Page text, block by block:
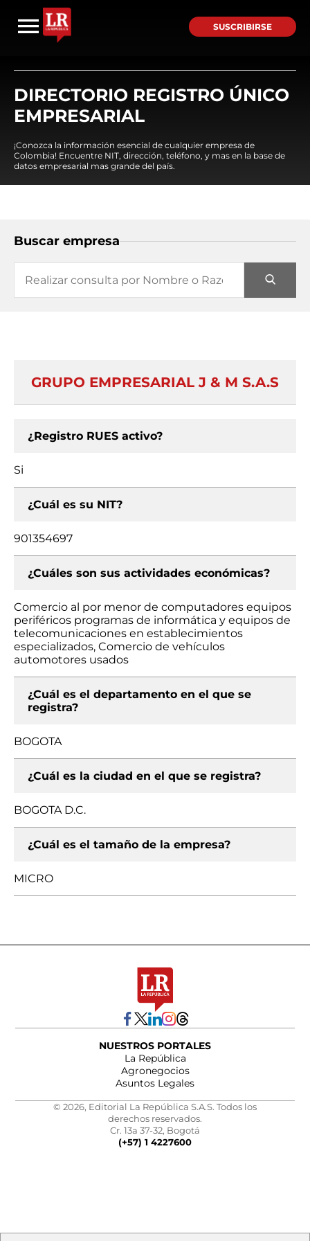
SUSCRIBIRSE
DIRECTORIO REGISTRO ÚNICO
EMPRESARIAL
¡Conozca la información esencial de cualquier empresa de
Colombia! Encuentre NIT, dirección, teléfono, y mas en la base de
datos empresarial mas grande del país.
Buscar empresa
GRUPO EMPRESARIAL J & M S.A.S
¿Registro RUES activo?
Si
¿Cuál es su NIT?
901354697
¿Cuáles son sus actividades económicas?
Comercio al por menor de computadores equipos
periféricos programas de informática y equipos de
telecomunicaciones en establecimientos
especializados, Comercio de vehículos
automotores usados
¿Cuál es el departamento en el que se
registra?
BOGOTA
¿Cuál es la ciudad en el que se registra?
BOGOTA D.C.
¿Cuál es el tamaño de la empresa?
MICRO
NUESTROS PORTALES
La República
Agronegocios
Asuntos Legales
© 2026, Editorial La República S.A.S. Todos los
derechos reservados.
Cr. 13a 37-32, Bogotá
(+57) 1 4227600